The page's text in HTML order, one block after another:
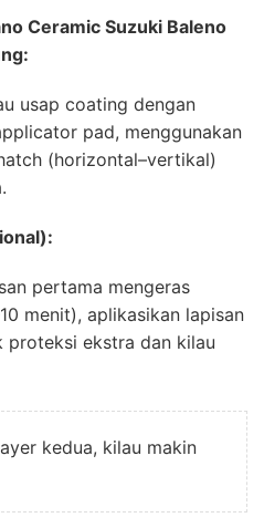
Ceramic Suzuki Baleno
usap coating dengan
pad, menggunakan
(horizontal–vertikal)
pertama mengeras
menit), aplikasikan lapisan
proteksi ekstra dan kilau
kedua, kilau makin